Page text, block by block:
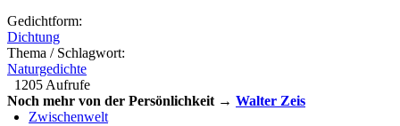
Gedichtform:
Dichtung
Thema / Schlagwort:
Naturgedichte
1205 Aufrufe
Noch mehr von der Persönlichkeit → Walter Zeis
Zwischenwelt